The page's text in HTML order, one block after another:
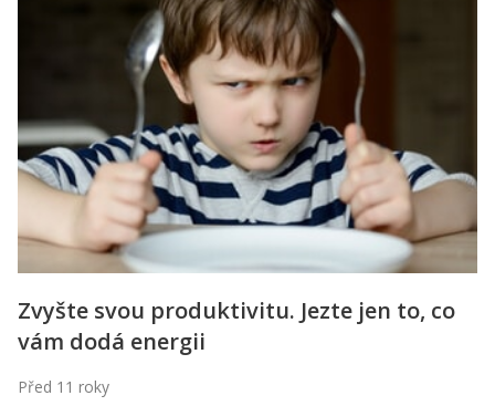
Obchodní podmínky
Hledaná fráze Hledat
Zvyšte svou produktivitu. Jezte jen to, co
vám dodá energii
Před 11 roky